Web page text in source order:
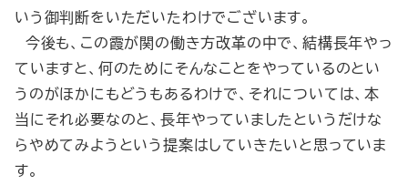
いう御判断をいただいたわけでございます。
今後も、この霞が関の働き方改革の中で、結構長年やっ
ていますと、何のためにそんなことをやっているのとい
うのがほかにもどうもあるわけで、それについては、本
当にそれ必要なのと、長年やっていましたというだけな
らやめてみようという提案はしていきたいと思っていま
す。